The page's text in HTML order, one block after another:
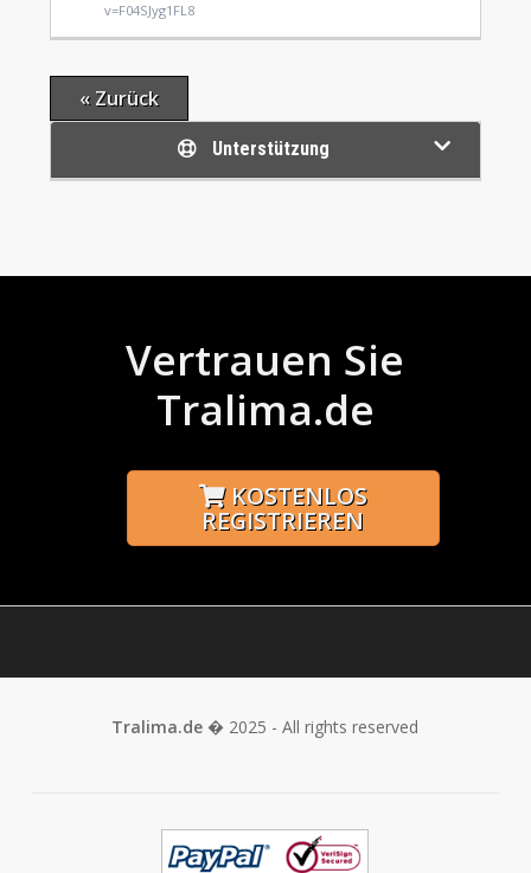
v=F04SJyg1FL8
« Zurück
Unterstützung
Vertrauen Sie
Tralima.de
KOSTENLOS
REGISTRIEREN
Tralima.de � 2025 - All rights reserved